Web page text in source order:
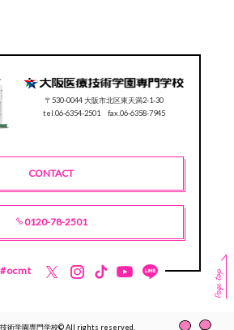
〒530-0044 大阪市北区東天満2-1-30
tel.06-6354-2501 fax.06-6358-7945
CONTACT
0120-78-2501
#ocmt
術学園専門学校© All rights reserved.